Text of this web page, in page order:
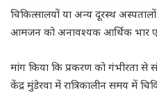
चिकित्सालयों या अन्य दूरस्थ
आमजन को अनावश्यक आर्थिक भार
मांग किया कि प्रकरण को गंभीरता से
केंद्र मुंडेरवा में रात्रिकालीन समय में